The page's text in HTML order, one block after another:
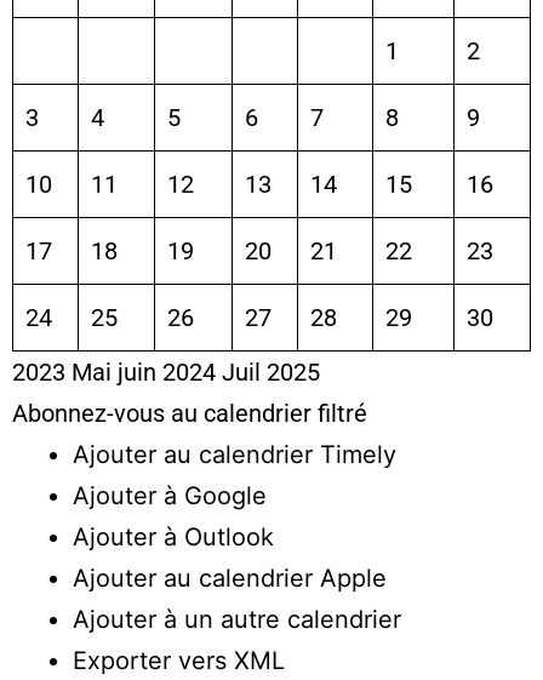
1 2
3 4 5 6 7 8 9
10 11 12 13 14 15 16
17 18 19 20 21 22 23
24 25 26 27 28 29
30
2023 Mai juin 2024 Juil 2025
Abonnez-vous au calendrier filtré
Ajouter au calendrier Timely
Ajouter à Google
Ajouter à Outlook
Ajouter au calendrier Apple
Ajouter à un autre calendrier
Exporter vers XML